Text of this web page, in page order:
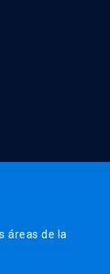
áreas de la